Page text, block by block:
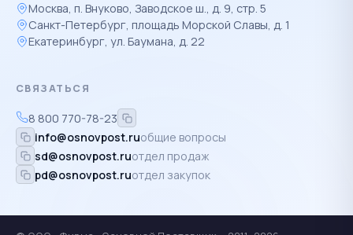
Москва, п. Внуково, Заводское ш., д. 9, стр. 5
Санкт-Петербург, площадь Морской Славы, д. 1
Екатеринбург, ул. Баумана, д. 22
СВЯЗАТЬСЯ
8 800 770-78-23
info@osnovpost.ruобщие вопросы
sd@osnovpost.ruотдел продаж
pd@osnovpost.ruотдел закупок